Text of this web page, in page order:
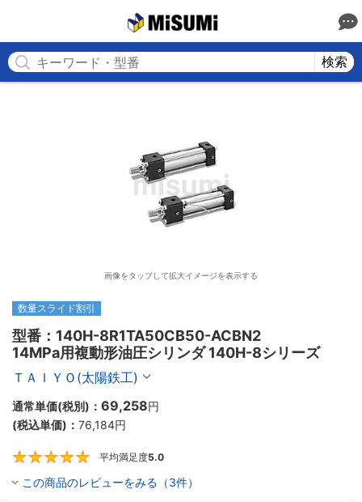
検索
画像をタップして拡大イメージを表示する
数量スライド割引
型番：140H-8R1TA50CB50-ACBN2
14MPa用複動形油圧シリンダ 140H-8シリーズ
ＴＡＩＹＯ(太陽鉄工)
通常単価(税別)： 69,258円
(税込単価)： 76,184円
平均満足度5.0
この商品のレビューをみる（3件）